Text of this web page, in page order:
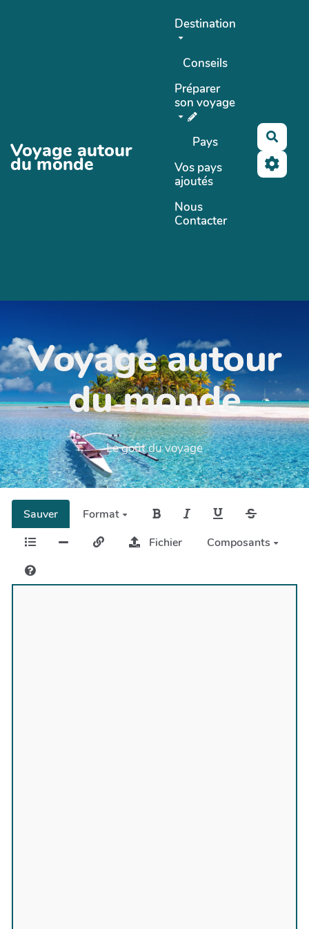
Voyage autour
du monde
Destination
Conseils
Préparer
son voyage
Pays
Vos pays
ajoutés
Nous
Contacter
Voyage autour
du monde
Le goût du voyage
Sauver
Format
Fichier
Composants